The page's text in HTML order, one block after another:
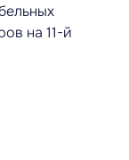
на 11-й